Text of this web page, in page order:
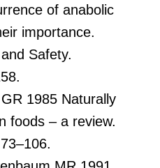
of anabolic
importance.
Safety.
1985 Naturally
foods – a review.